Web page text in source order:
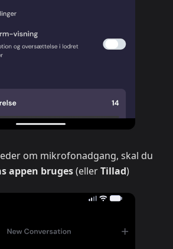
om mikrofonadgang, skal du
appen bruges(ellerTillad)